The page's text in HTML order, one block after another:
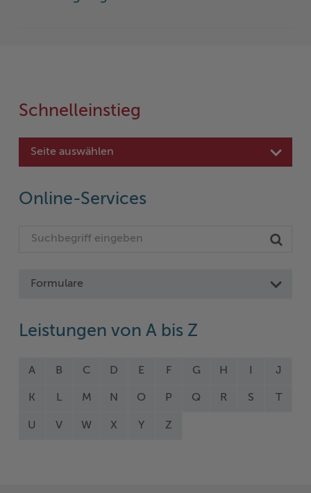
Schnelleinstieg
Seite auswählen
Online-Services
Formulare
Leistungen von A bis Z
A B C D E F G H J
K L M N O P Q R S T
U V W X Y Z